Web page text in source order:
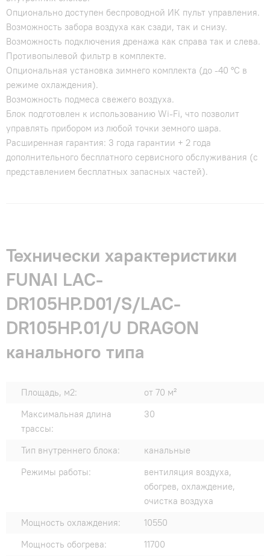
Опционально доступен беспроводной ИК пульт управления.
Возможность забора воздуха как сзади, так и снизу.
Возможность подключения дренажа как справа так и слева.
Противопылевой фильтр в комплекте.
Опциональная установка зимнего комплекта (до -40 °С в
режиме охлаждения).
Возможность подмеса свежего воздуха.
Блок подготовлен к использованию Wi-Fi, что позволит
управлять прибором из любой точки земного шара.
Расширенная гарантия: 3 года гарантии + 2 года
дополнительного бесплатного сервисного обслуживания (с
представлением бесплатных запасных частей).
Технически характеристики
FUNAI LAC-
DR105HP.D01/S/LAC-
DR105HP.01/U DRAGON
канального типа
Площадь, м2:
от 70 м²
Максимальная длина
трассы:
30
Тип внутреннего блока:
канальные
Режимы работы:
вентиляция воздуха,
обогрев, охлаждение,
очистка воздуха
Мощность охлаждения:
10550
Мощность обогрева:
11700